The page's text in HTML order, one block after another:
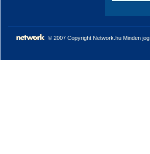
© 2007 Copyright Network.hu Minden jog